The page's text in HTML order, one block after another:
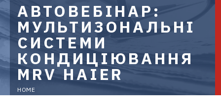
aclima.com.ua
АВТОВЕБІНАР:
МУЛЬТИЗОНАЛЬНІ
СИСТЕМИ
КОНДИЦІЮВАННЯ
MRV HAIER
HOME